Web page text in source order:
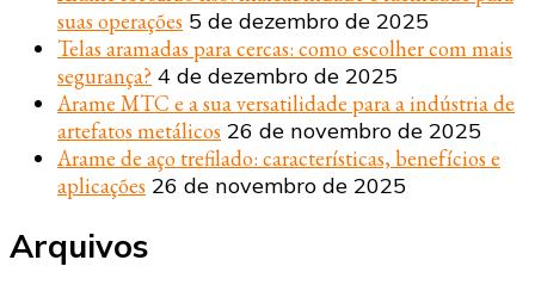
suas operações 5 de dezembro de 2025
Telas aramadas para cercas: como escolher com mais
segurança? 4 de dezembro de 2025
Arame MTC e a sua versatilidade para a indústria de
artefatos metálicos 26 de novembro de 2025
Arame de aço trefilado: características, benefícios e
aplicações 26 de novembro de 2025
Arquivos